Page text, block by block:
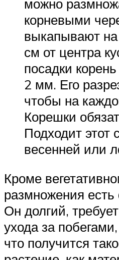
можно
корневыми
выкапывают
см от центра
посадки
2 мм. Его
чтобы на
Корешки
Подходит этот
весенней или
Кроме
размножения
Он долгий,
ухода за
что получится